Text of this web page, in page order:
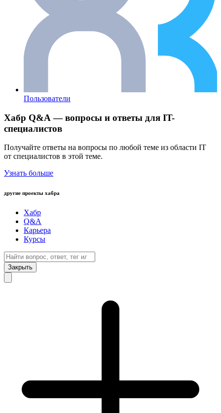
Пользователи
Хабр Q&A — вопросы и ответы для IT-
специалистов
Получайте ответы на вопросы по любой теме из области IT
от специалистов в этой теме.
Узнать больше
другие проекты хабра
Хабр
Q&A
Карьера
Курсы
Закрыть